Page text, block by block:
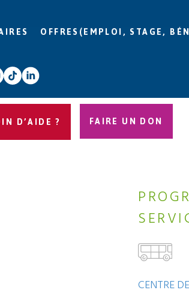
OFFRES(EMPLOI, STAGE,
D’AIDE ? FAIRE UN DON
CENTRE